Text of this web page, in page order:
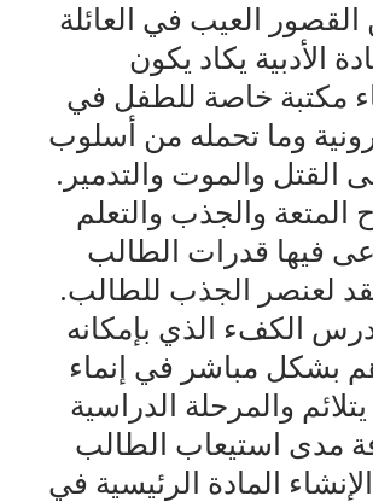
العيب في العائلة
الأدبية يكاد يكون
مكتبة خاصة للطفل في
وما تحمله من أسلوب
القتل والموت والتدمير.
والجذب والتعلم
فيها قدرات الطالب
لعنصر الجذب للطالب.
الكفء الذي بإمكانه
بشكل مباشر في إنماء
والمرحلة الدراسية
مدى استيعاب الطالب
المادة الرئيسية في